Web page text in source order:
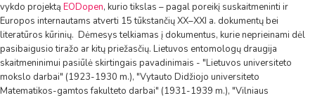
vykdo projektą EODopen, kurio tikslas – pagal poreikį suskaitmeninti ir
Europos internautams atverti 15 tūkstančių XX–XXI a. dokumentų bei
literatūros kūrinių. Dėmesys telkiamas į dokumentus, kurie neprieinami dėl
pasibaigusio tiražo ar kitų priežasčių. Lietuvos entomologų draugija
skaitmeninimui pasiūlė skirtingais pavadinimais - "Lietuvos universiteto
mokslo darbai" (1923-1930 m.), "Vytauto Didžiojo universiteto
Matematikos-gamtos fakulteto darbai" (1931-1939 m.), "Vilniaus